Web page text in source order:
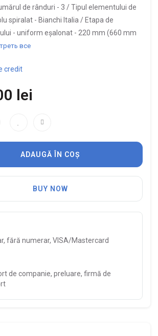
de rânduri - 3 /Tipul elementului de
spiralat - Bianchi Italia / Etapa de
- uniform eșalonat - 220 mm (660 mm
все
credit
lei
ADAUGĂ ÎN COȘ
BUY NOW
fără numerar, VISA/Mastercard
de companie, preluare, firmă de